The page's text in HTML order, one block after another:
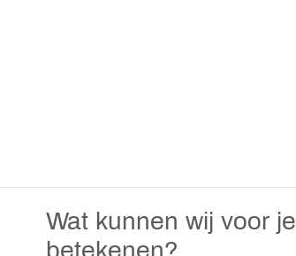
Wat kunnen wij voor je
betekenen?